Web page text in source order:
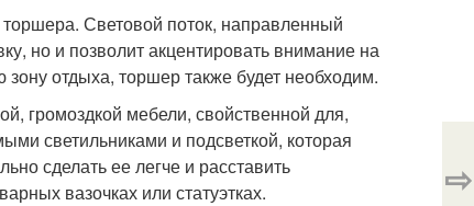
Световой поток, направленный
но и позволит акцентировать внимание на
отдыха, торшер также будет необходим.
громоздкой мебели, свойственной для,
светильниками и подсветкой, которая
сделать ее легче и расставить
вазочках или статуэтках.
⇨